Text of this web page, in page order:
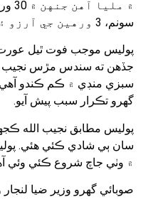
سونم، 3 ورهين جي آرزو ۽ 2 ورهين جو ارمان شامل آهن.
پوليس موجب فوت ٿيل عورت
جڏهن ته سندس مڙس نجيب
سبزي منڊي ۾ ڪم ڪندو
گھرو تڪرار سبب پيش آيو.
پوليس مطابق نجيب الله
سان ٻي شادي ڪئي هئي.
۾ وٺي جاچ شروع ڪئي وئي
صوبائي گهرو وزير ضيا